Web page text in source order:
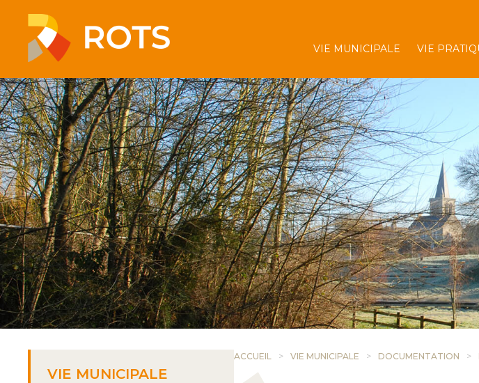
VIE MUNICIPALE VIE
VIE MUNICIPALE
ACCUEIL VIE MUNICIPALE DOCUMENTATION